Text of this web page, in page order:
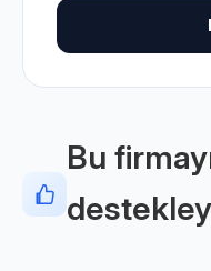
Bu